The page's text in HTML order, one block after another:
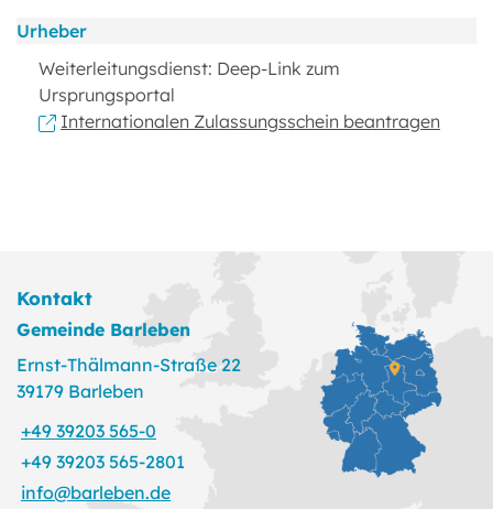
Urheber
Weiterleitungsdienst: Deep-Link zum
Ursprungsportal
Internationalen Zulassungsschein beantragen
Kontakt
Gemeinde Barleben
Ernst-Thälmann-Straße 22
39179 Barleben
+49 39203 565-0
+49 39203 565-2801
info@barleben.de